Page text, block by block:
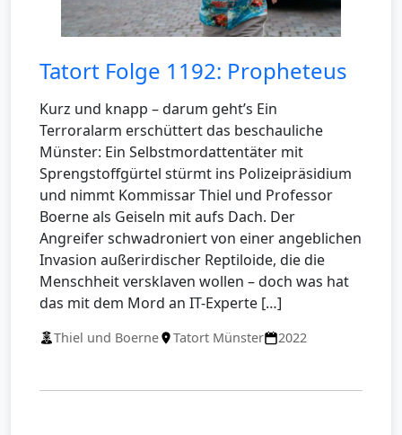
Tatort Folge 1192: Propheteus
Kurz und knapp – darum geht’s Ein
Terroralarm erschüttert das beschauliche
Münster: Ein Selbstmordattentäter mit
Sprengstoffgürtel stürmt ins Polizeipräsidium
und nimmt Kommissar Thiel und Professor
Boerne als Geiseln mit aufs Dach. Der
Angreifer schwadroniert von einer angeblichen
Invasion außerirdischer Reptiloide, die die
Menschheit versklaven wollen – doch was hat
das mit dem Mord an IT-Experte […]
Thiel und Boerne Tatort Münster 2022